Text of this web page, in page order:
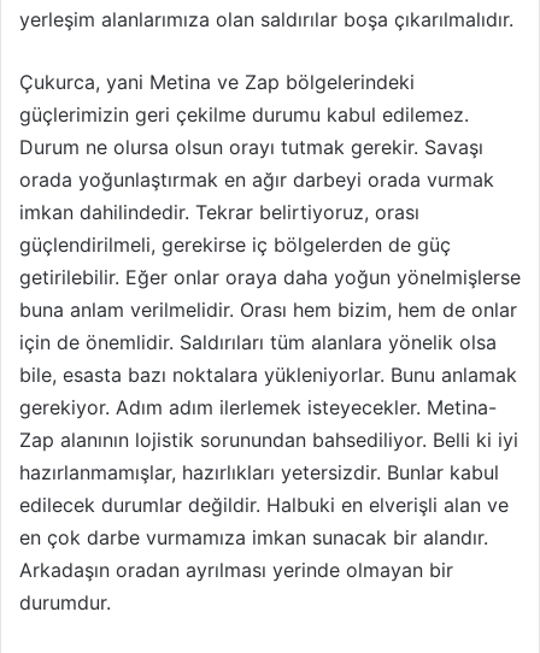
yerleşim alanlarımıza olan saldırılar boşa çıkarılmalıdır.
Çukurca, yani Metina ve Zap bölgelerindeki
güçlerimizin geri çekilme durumu kabul edilemez.
Durum ne olursa olsun orayı tutmak gerekir. Savaşı
orada yoğunlaştırmak en ağır darbeyi orada vurmak
imkan dahilindedir. Tekrar belirtiyoruz, orası
güçlendirilmeli, gerekirse iç bölgelerden de güç
getirilebilir. Eğer onlar oraya daha yoğun yönelmişlerse
buna anlam verilmelidir. Orası hem bizim, hem de onlar
için de önemlidir. Saldırıları tüm alanlara yönelik olsa
bile, esasta bazı noktalara yükleniyorlar. Bunu anlamak
gerekiyor. Adım adım ilerlemek isteyecekler. Metina-
Zap alanının lojistik sorunundan bahsediliyor. Belli ki iyi
hazırlanmamışlar, hazırlıkları yetersizdir. Bunlar kabul
edilecek durumlar değildir. Halbuki en elverişli alan ve
en çok darbe vurmamıza imkan sunacak bir alandır.
Arkadaşın oradan ayrılması yerinde olmayan bir
durumdur.